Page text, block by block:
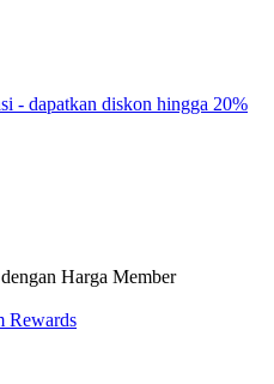
- dapatkan diskon hingga 20%
Harga Member
Rewards